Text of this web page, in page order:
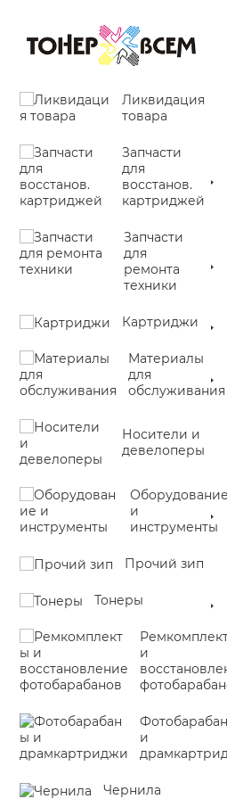
Ликвидация
товара
Запчасти
для
восстанов.
картриджей
Запчасти
для
ремонта
техники
Картриджи
Материалы
для
обслуживания
Носители и
девелоперы
Оборудование
и
инструменты
Прочий зип
Тонеры
и
и
Чернила